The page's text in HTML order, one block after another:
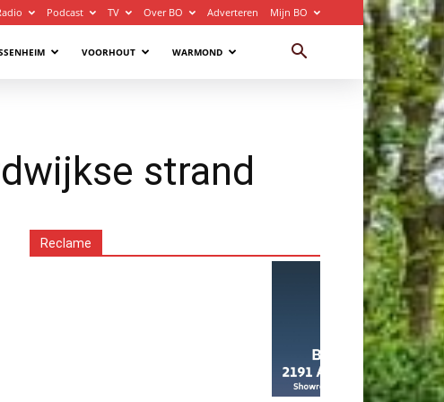
Podcast TV Over BO Adverteren Mijn BO
VOORHOUT WARMOND
strand
Reclame